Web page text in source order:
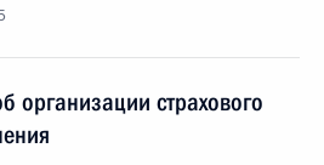
организации страхового